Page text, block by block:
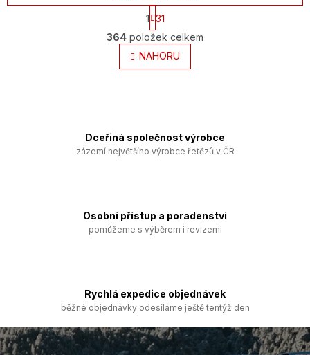
O
v
l
á
p
r
ý
p
S
t
r
á
n
k
1 31
364 položek celkem
NAHORU
Dceřiná společnost výrobce
zázemí největšího výrobce řetězů v ČR
Osobní přístup a poradenství
pomůžeme s výběrem i revizemi
Rychlá expedice objednávek
běžné objednávky odesíláme ještě tentýž den
Z
á